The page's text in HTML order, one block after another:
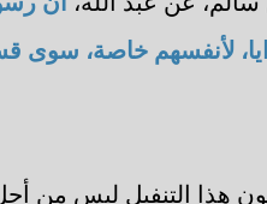
لأنفسهم خاصة،
هذا التنفيل ليس من